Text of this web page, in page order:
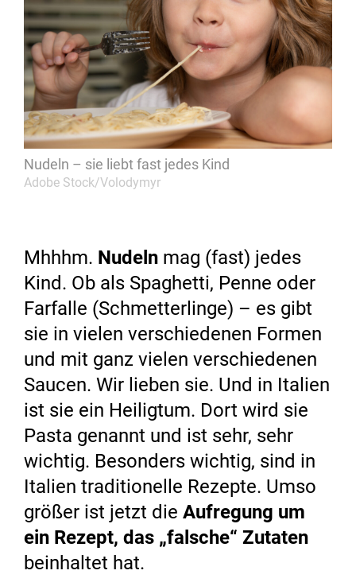
Nudeln – sie liebt fast jedes Kind
Adobe Stock/Volodymyr
Mhhhm. Nudeln mag (fast) jedes
Kind. Ob als Spaghetti, Penne oder
Farfalle (Schmetterlinge) – es gibt
sie in vielen verschiedenen Formen
und mit ganz vielen verschiedenen
Saucen. Wir lieben sie. Und in Italien
ist sie ein Heiligtum. Dort wird sie
Pasta genannt und ist sehr, sehr
wichtig. Besonders wichtig, sind in
Italien traditionelle Rezepte. Umso
größer ist jetzt die Aufregung um
ein Rezept, das „falsche“ Zutaten
beinhaltet hat.